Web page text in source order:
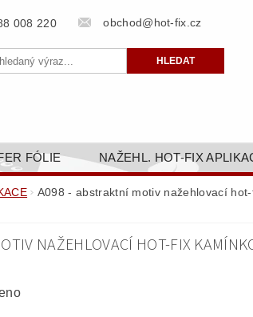
008 220 obchod@hot-fix.cz
FÓLIE NAŽEHL. HOT-FIX
PŘÍSLUŠENSTVÍ
PRO E-SHOP HOT-FIX.CZ
A098 - abstraktní motiv nažehlovací
NAŽEHLOVACÍ HOT-FIX